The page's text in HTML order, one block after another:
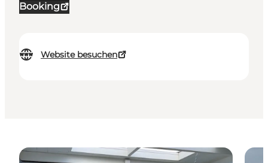
Booking
Website besuchen